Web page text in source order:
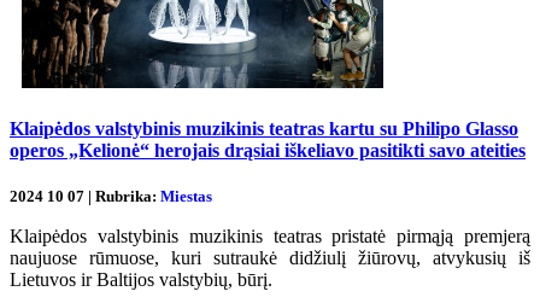
Klaipėdos valstybinis muzikinis teatras kartu su Philipo Glasso
operos „Kelionė“ herojais drąsiai iškeliavo pasitikti savo ateities
2024 10 07 | Rubrika: Miestas
Klaipėdos valstybinis muzikinis teatras pristatė pirmąją premjerą
naujuose rūmuose, kuri sutraukė didžiulį žiūrovų, atvykusių iš
Lietuvos ir Baltijos valstybių, būrį.